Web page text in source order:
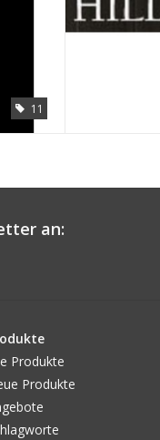
11
an:
Produkte
Produkte